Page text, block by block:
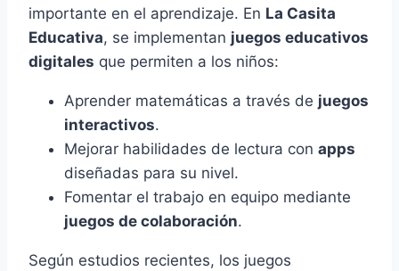
importante en el aprendizaje. En La Casita
Educativa, se implementan juegos educativos
digitales que permiten a los niños:
Aprender matemáticas a través de juegos
interactivos.
Mejorar habilidades de lectura con apps
diseñadas para su nivel.
Fomentar el trabajo en equipo mediante
juegos de colaboración.
Según estudios recientes, los juegos